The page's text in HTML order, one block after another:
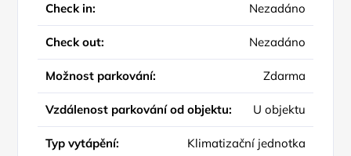
Check in: Nezadáno
Check out: Nezadáno
Možnost parkování: Zdarma
Vzdálenost parkování od objektu: U objektu
Typ vytápění: Klimatizační jednotka